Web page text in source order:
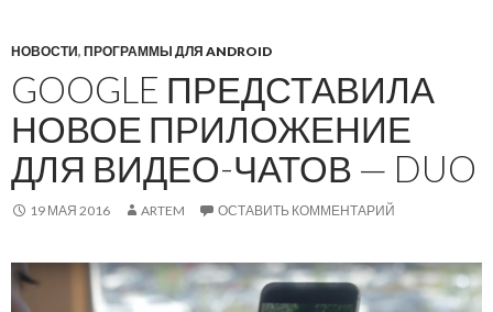
НОВОСТИ, ПРОГРАММЫ ДЛЯ ANDROID
GOOGLE ПРЕДСТАВИЛА
НОВОЕ ПРИЛОЖЕНИЕ
ДЛЯ ВИДЕО-ЧАТОВ — DUO
19 МАЯ 2016 ARTEM ОСТАВИТЬ КОММЕНТАРИЙ